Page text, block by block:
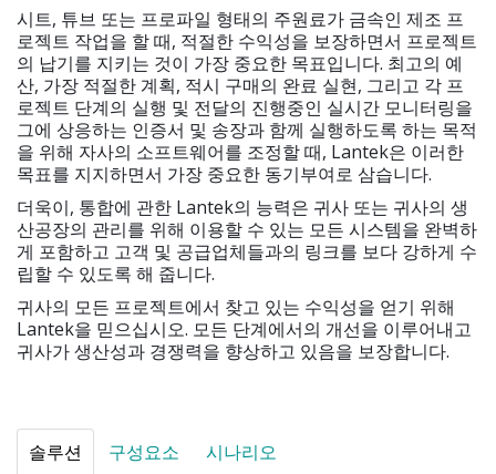
시트, 튜브 또는 프로파일 형태의 주원료가 금속인 제조 프
로젝트 작업을 할 때, 적절한 수익성을 보장하면서 프로젝트
의 납기를 지키는 것이 가장 중요한 목표입니다. 최고의 예
산, 가장 적절한 계획, 적시 구매의 완료 실현, 그리고 각 프
로젝트 단계의 실행 및 전달의 진행중인 실시간 모니터링을
그에 상응하는 인증서 및 송장과 함께 실행하도록 하는 목적
을 위해 자사의 소프트웨어를 조정할 때, Lantek은 이러한
목표를 지지하면서 가장 중요한 동기부여로 삼습니다.
더욱이, 통합에 관한 Lantek의 능력은 귀사 또는 귀사의 생
산공장의 관리를 위해 이용할 수 있는 모든 시스템을 완벽하
게 포함하고 고객 및 공급업체들과의 링크를 보다 강하게 수
립할 수 있도록 해 줍니다.
귀사의 모든 프로젝트에서 찾고 있는 수익성을 얻기 위해
Lantek을 믿으십시오. 모든 단계에서의 개선을 이루어내고
귀사가 생산성과 경쟁력을 향상하고 있음을 보장합니다.
솔루션 구성요소 시나리오